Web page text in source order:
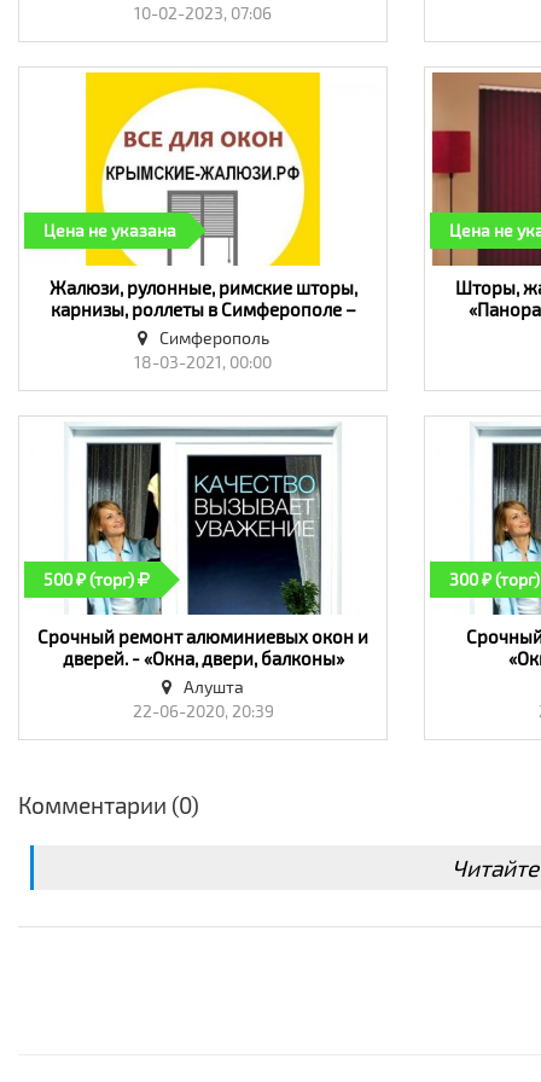
10-02-2023, 07:06
Цена не указана
​Жалюзи, рулонные, римские шторы,
карнизы, роллеты в Симферополе –
«Крымские жалюзи.рф». Качество! -
«Окна, двери, балконы»
Симферополь
18-03-2021, 00:00
Цена не
​Шторы,
500 ₽ (торг)
Срочный ремонт алюминиевых окон и
дверей. - «Окна, двери, балконы»
Алушта
22-06-2020, 20:39
300 ₽ (торг)
Комментарии (0)